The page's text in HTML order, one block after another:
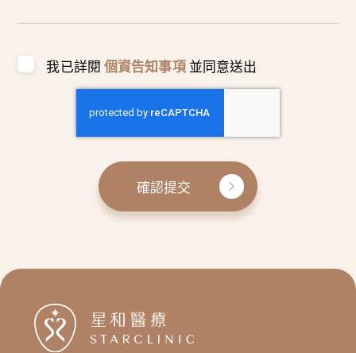
我已詳閱 個資告知事項 並同意送出
確認提交